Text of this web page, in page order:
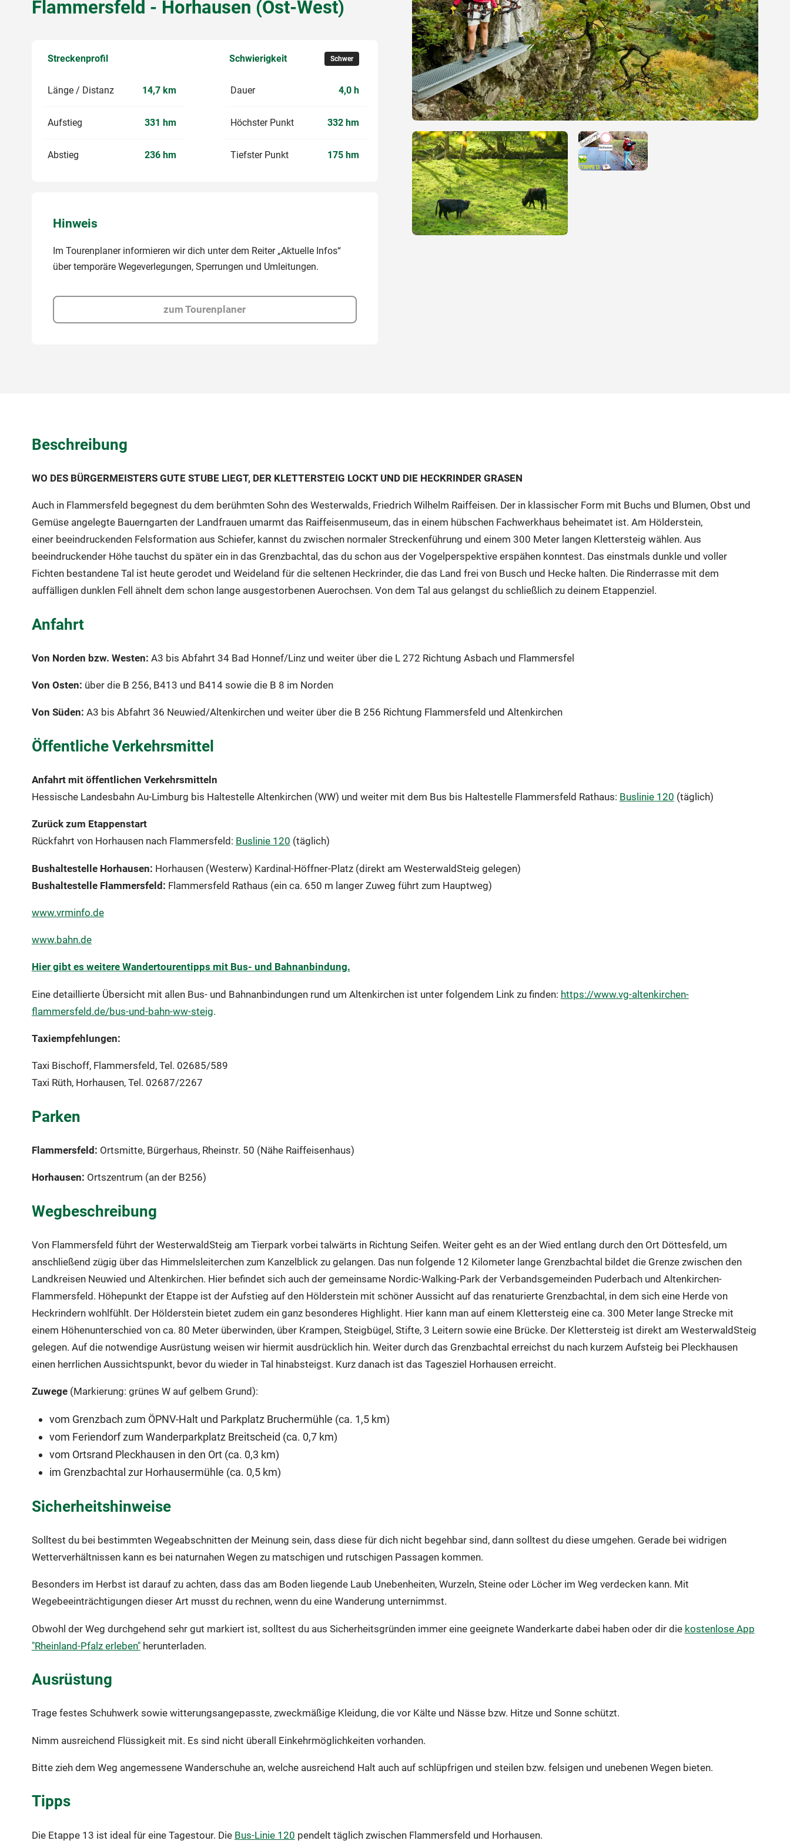
Flammersfeld - Horhausen (Ost-West)
Streckenprofil Schwierigkeit Schwer
Länge / Distanz 14,7 km
Aufstieg 331 hm
Abstieg 236 hm
Dauer 4,0 h
Höchster Punkt 332 hm
Tiefster Punkt 175 hm
Hinweis
Im Tourenplaner informieren wir dich unter dem Reiter „Aktuelle Infos“
über temporäre Wegeverlegungen, Sperrungen und Umleitungen.
zum Tourenplaner
Beschreibung
WO DES BÜRGERMEISTERS GUTE STUBE LIEGT, DER KLETTERSTEIG LOCKT UND DIE HECKRINDER GRASEN
Auch in Flammersfeld begegnest du dem berühmten Sohn des Westerwalds, Friedrich Wilhelm Raiffeisen. Der in klassischer Form mit Buchs und Blumen, Obst und
Gemüse angelegte Bauerngarten der Landfrauen umarmt das Raiffeisenmuseum, das in einem hübschen Fachwerkhaus beheimatet ist. Am Hölderstein,
einer beeindruckenden Felsformation aus Schiefer, kannst du zwischen normaler Streckenführung und einem 300 Meter langen Klettersteig wählen. Aus
beeindruckender Höhe tauchst du später ein in das Grenzbachtal, das du schon aus der Vogelperspektive erspähen konntest. Das einstmals dunkle und voller
Fichten bestandene Tal ist heute gerodet und Weideland für die seltenen Heckrinder, die das Land frei von Busch und Hecke halten. Die Rinderrasse mit dem
auffälligen dunklen Fell ähnelt dem schon lange ausgestorbenen Auerochsen. Von dem Tal aus gelangst du schließlich zu deinem Etappenziel.
Anfahrt
Von Norden bzw. Westen: A3 bis Abfahrt 34 Bad Honnef/Linz und weiter über die L 272 Richtung Asbach und Flammersfel
Von Osten: über die B 256, B413 und B414 sowie die B 8 im Norden
Von Süden: A3 bis Abfahrt 36 Neuwied/Altenkirchen und weiter über die B 256 Richtung Flammersfeld und Altenkirchen
Öffentliche Verkehrsmittel
Anfahrt mit öffentlichen Verkehrsmitteln
Hessische Landesbahn Au-Limburg bis Haltestelle Altenkirchen (WW) und weiter mit dem Bus bis Haltestelle Flammersfeld Rathaus: Buslinie 120 (täglich)
Zurück zum Etappenstart
Rückfahrt von Horhausen nach Flammersfeld: Buslinie 120 (täglich)
Bushaltestelle Horhausen: Horhausen (Westerw) Kardinal-Höffner-Platz (direkt am WesterwaldSteig gelegen)
Bushaltestelle Flammersfeld: Flammersfeld Rathaus (ein ca. 650 m langer Zuweg führt zum Hauptweg)
www.vrminfo.de
www.bahn.de
Hier gibt es weitere Wandertourentipps mit Bus- und Bahnanbindung.
Eine detaillierte Übersicht mit allen Bus- und Bahnanbindungen rund um Altenkirchen ist unter folgendem Link zu finden: https://www.vg-altenkirchen-
flammersfeld.de/bus-und-bahn-ww-steig.
Taxiempfehlungen:
Taxi Bischoff, Flammersfeld, Tel. 02685/589
Taxi Rüth, Horhausen, Tel. 02687/2267
Parken
Flammersfeld: Ortsmitte, Bürgerhaus, Rheinstr. 50 (Nähe Raiffeisenhaus)
Horhausen: Ortszentrum (an der B256)
Wegbeschreibung
Von Flammersfeld führt der WesterwaldSteig am Tierpark vorbei talwärts in Richtung Seifen. Weiter geht es an der Wied entlang durch den Ort Döttesfeld, um
anschließend zügig über das Himmelsleiterchen zum Kanzelblick zu gelangen. Das nun folgende 12 Kilometer lange Grenzbachtal bildet die Grenze zwischen den
Landkreisen Neuwied und Altenkirchen. Hier befindet sich auch der gemeinsame Nordic-Walking-Park der Verbandsgemeinden Puderbach und Altenkirchen-
Flammersfeld. Höhepunkt der Etappe ist der Aufstieg auf den Hölderstein mit schöner Aussicht auf das renaturierte Grenzbachtal, in dem sich eine Herde von
Heckrindern wohlfühlt. Der Hölderstein bietet zudem ein ganz besonderes Highlight. Hier kann man auf einem Klettersteig eine ca. 300 Meter lange Strecke mit
einem Höhenunterschied von ca. 80 Meter überwinden, über Krampen, Steigbügel, Stifte, 3 Leitern sowie eine Brücke. Der Klettersteig ist direkt am WesterwaldSteig
gelegen. Auf die notwendige Ausrüstung weisen wir hiermit ausdrücklich hin. Weiter durch das Grenzbachtal erreichst du nach kurzem Aufsteig bei Pleckhausen
einen herrlichen Aussichtspunkt, bevor du wieder in Tal hinabsteigst. Kurz danach ist das Tagesziel Horhausen erreicht.
Zuwege (Markierung: grünes W auf gelbem Grund):
vom Grenzbach zum ÖPNV-Halt und Parkplatz Bruchermühle (ca. 1,5 km)
vom Feriendorf zum Wanderparkplatz Breitscheid (ca. 0,7 km)
vom Ortsrand Pleckhausen in den Ort (ca. 0,3 km)
im Grenzbachtal zur Horhausermühle (ca. 0,5 km)
Sicherheitshinweise
Solltest du bei bestimmten Wegeabschnitten der Meinung sein, dass diese für dich nicht begehbar sind, dann solltest du diese umgehen. Gerade bei widrigen
Wetterverhältnissen kann es bei naturnahen Wegen zu matschigen und rutschigen Passagen kommen.
Besonders im Herbst ist darauf zu achten, dass das am Boden liegende Laub Unebenheiten, Wurzeln, Steine oder Löcher im Weg verdecken kann. Mit
Wegebeeinträchtigungen dieser Art musst du rechnen, wenn du eine Wanderung unternimmst.
Obwohl der Weg durchgehend sehr gut markiert ist, solltest du aus Sicherheitsgründen immer eine geeignete Wanderkarte dabei haben oder dir die kostenlose App
"Rheinland-Pfalz erleben"herunterladen.
Ausrüstung
Trage festes Schuhwerk sowie witterungsangepasste, zweckmäßige Kleidung, die vor Kälte und Nässe bzw. Hitze und Sonne schützt.
Nimm ausreichend Flüssigkeit mit. Es sind nicht überall Einkehrmöglichkeiten vorhanden.
Bitte zieh dem Weg angemessene Wanderschuhe an, welche ausreichend Halt auch auf schlüpfrigen und steilen bzw. felsigen und unebenen Wegen bieten.
Tipps
Die Etappe 13 ist ideal für eine Tagestour. Die Bus-Linie 120 pendelt täglich zwischen Flammersfeld und Horhausen.